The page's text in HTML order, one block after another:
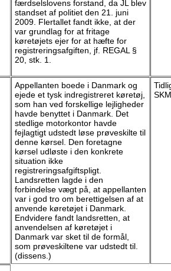
færdselslovens forstand, da JL blev
standset af politiet den 21. juni
2009. Flertallet fandt ikke, at der
var grundlag for at fritage
køretøjets ejer for at hæfte for
registreringsafgiften, jf. REGAL §
20, stk. 1.
Appellanten boede i Danmark og
ejede et tysk indregistreret køretøj,
som han ved forskellige lejligheder
havde benyttet i Danmark. Det
stedlige motorkontor havde
fejlagtigt udstedt løse prøveskilte til
denne kørsel. Den foretagne
kørsel udløste i den konkrete
situation ikke
registreringsafgiftspligt.
Landsretten lagde i den
forbindelse vægt på, at appellanten
var i god tro om berettigelsen af at
anvende køretøjet i Danmark.
Endvidere fandt landsretten, at
anvendelsen af køretøjet i
Danmark var sket til de formål,
som prøveskiltene var udstedt til.
(dissens.)